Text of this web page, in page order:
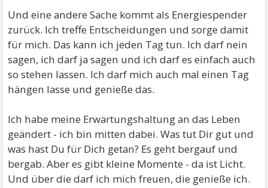
Und eine andere Sache kommt als Energiespender
zurück. Ich treffe Entscheidungen und sorge damit
für mich. Das kann ich jeden Tag tun. Ich darf nein
sagen, ich darf ja sagen und ich darf es einfach auch
so stehen lassen. Ich darf mich auch mal einen Tag
hängen lasse und genieße das.
Ich habe meine Erwartungshaltung an das Leben
geändert - ich bin mitten dabei. Was tut Dir gut und
was hast Du für Dich getan? Es geht bergauf und
bergab. Aber es gibt kleine Momente - da ist Licht.
Und über die darf ich mich freuen, die genieße ich.